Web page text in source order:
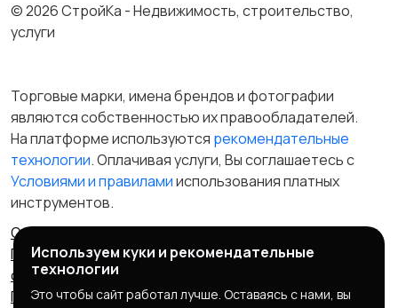
© 2026 СтройКа - Недвижимость, строительство,
услуги
Торговые марки, имена брендов и фотографии
являются собственностью их правообладателей.
На платформе используются рекомендательные
технологии. Оплачивая услуги, Вы соглашаетесь c
Условиями и правиламииспользования платных
инструментов.
Отказ от ответственности
Правила сервиса
Политика конфиденциальности
Пользовательское
соглашение
Запрещенные товары/услуги
Правообладателям
Партнерская программа
Используем куки и рекомендательные
технологии
Это чтобы сайт работал лучше. Оставаясь с нами, вы